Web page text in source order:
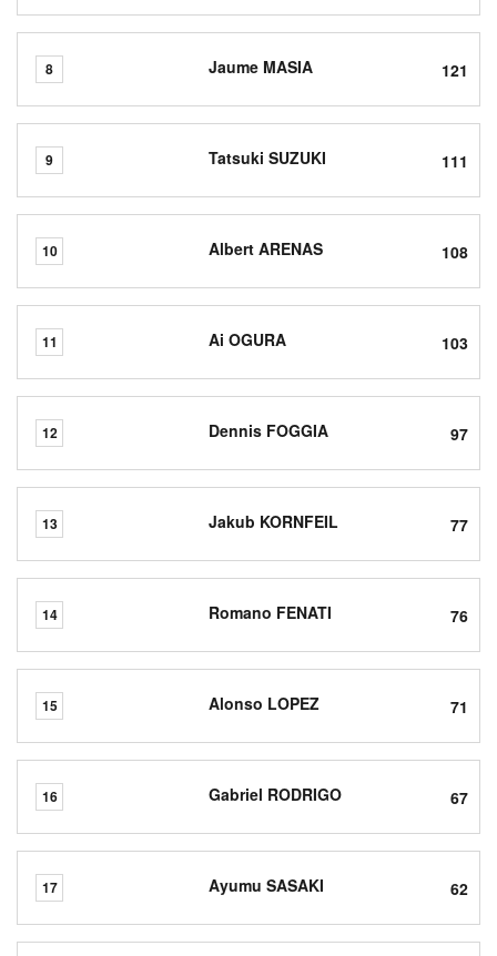
8 Jaume MASIA 121
9 Tatsuki SUZUKI 111
10 Albert ARENAS 108
11 Ai OGURA 103
12 Dennis FOGGIA 97
13 Jakub KORNFEIL 77
14 Romano FENATI 76
15 Alonso LOPEZ 71
16 Gabriel RODRIGO 67
17 Ayumu SASAKI 62